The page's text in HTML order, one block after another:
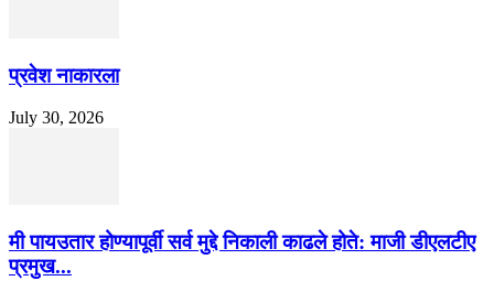
प्रवेश नाकारला
July 30, 2026
मी पायउतार होण्यापूर्वी सर्व मुद्दे निकाली काढले होते: माजी डीएलटीए
प्रमुख...